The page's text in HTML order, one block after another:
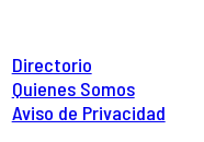
Directorio
Quienes Somos
Aviso de Privacidad